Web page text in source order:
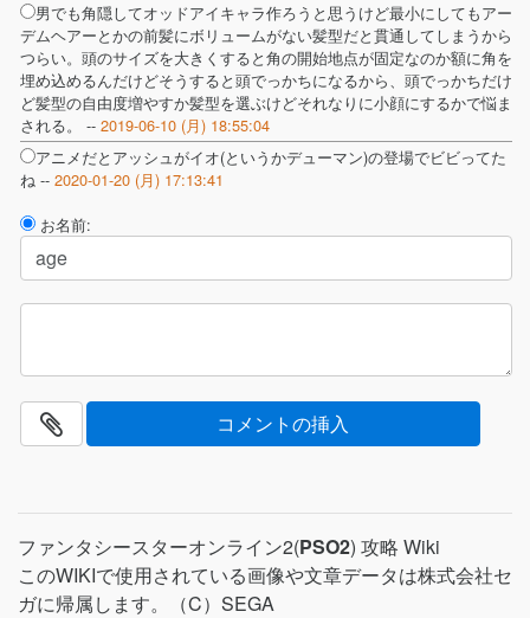
男でも角隠してオッドアイキャラ作ろうと思うけど最小にしてもアー
デムヘアーとかの前髪にボリュームがない髪型だと貫通してしまうから
つらい。頭のサイズを大きくすると角の開始地点が固定なのか額に角を
埋め込めるんだけどそうすると頭でっかちになるから、頭でっかちだけ
ど髪型の自由度増やすか髪型を選ぶけどそれなりに小顔にするかで悩ま
される。 -- 2019-06-10 (月) 18:55:04
アニメだとアッシュがイオ(というかデューマン)の登場でビビってた
ね -- 2020-01-20 (月) 17:13:41
お名前:
ファンタシースターオンライン2(PSO2) 攻略 Wiki
このWIKIで使用されている画像や文章データは株式会社セ
ガに帰属します。（C）SEGA